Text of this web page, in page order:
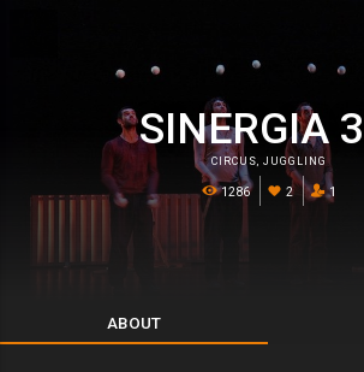
SINERGIA
CIRCUS, JUGGLING
1286 2 1
ABOUT